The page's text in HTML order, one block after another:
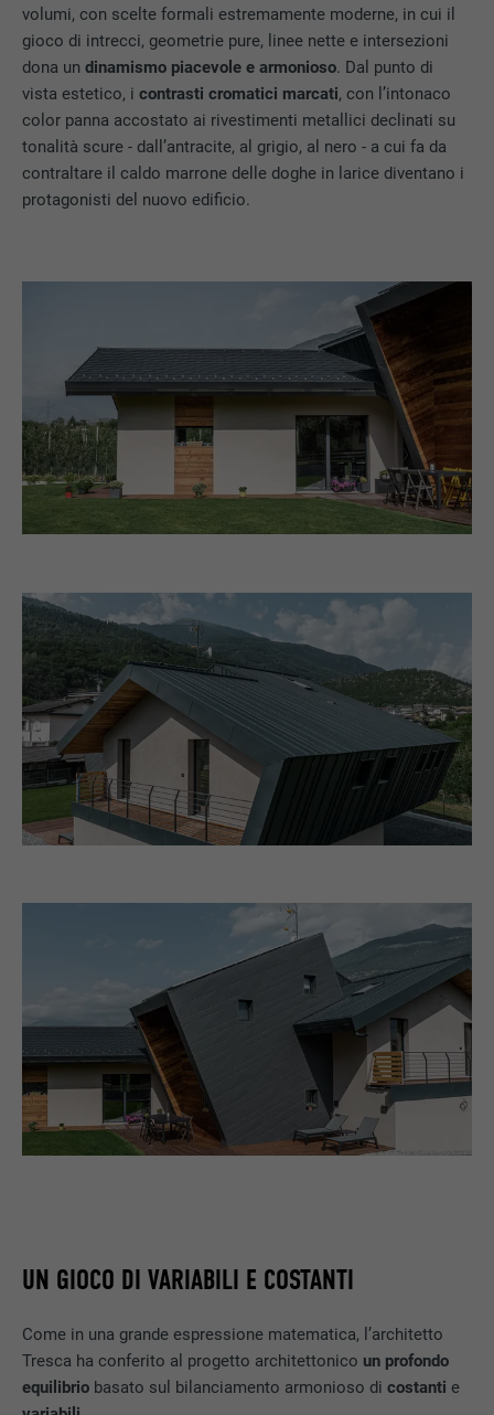
volumi, con scelte formali estremamente moderne, in cui il
gioco di intrecci, geometrie pure, linee nette e intersezioni
dona undinamismo piacevole e armonioso. Dal punto di
vista estetico, icontrasti cromatici marcati, con l’intonaco
color panna accostato ai rivestimenti metallici declinati su
tonalità scure - dall’antracite, al grigio, al nero - a cui fa da
contraltare il caldo marrone delle doghe in larice diventano i
protagonisti del nuovo edificio.
UN GIOCO DI VARIABILI E COSTANTI
Come in una grande espressione matematica, l’architetto
Tresca ha conferito al progetto architettonico un profondo
equilibrio basato sul bilanciamento armonioso dicostanti e